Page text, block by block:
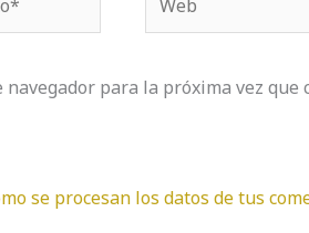
para la próxima vez que
se procesan los datos de tus